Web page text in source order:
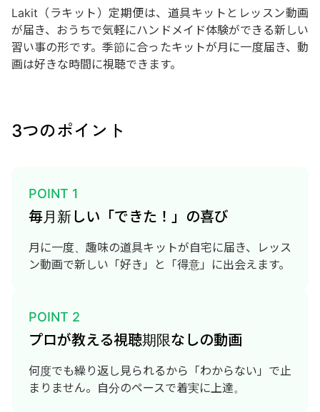
Lakit（ラキット）定期便は、道具キットとレッスン動画
が届き、おうちで気軽にハンドメイド体験ができる新しい
習い事の形です。季節に合ったキットが月に一度届き、動
画は好きな時間に視聴できます。
3つのポイント
POINT 1
毎月新しい「できた！」の喜び
月に一度、趣味の道具キットが自宅に届き、レッス
ン動画で新しい「好き」と「得意」に出会えます。
POINT 2
プロが教える視聴期限なしの動画
何度でも繰り返し見られるから「わからない」で止
まりません。自分のペースで着実に上達。